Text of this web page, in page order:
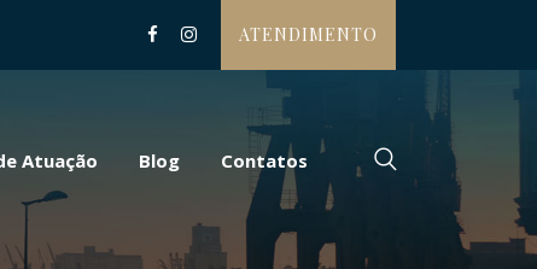
ATENDIMENTO
Atuação Blog Contatos